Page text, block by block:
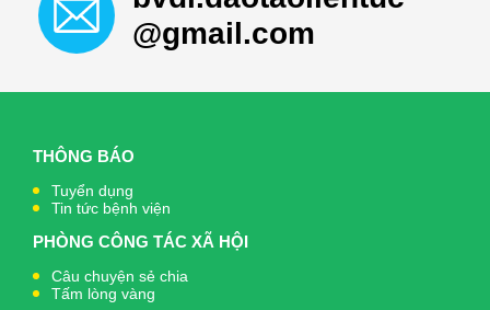
@gmail.com
THÔNG BÁO
Tuyển dụng
Tin tức bệnh viện
PHÒNG CÔNG TÁC XÃ HỘI
Câu chuyện sẻ chia
Tấm lòng vàng